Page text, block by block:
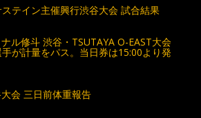
テイン主催興行渋谷大会 試合結果
ル修斗 渋谷・TSUTAYA O-EAST大会
が計量をパス。当日券は15:00より発
会 三日前体重報告